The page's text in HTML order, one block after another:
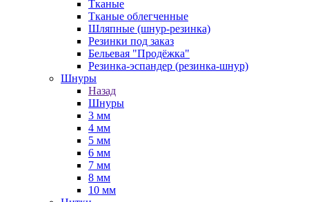
Тканые
Тканые облегченные
Шляпные (шнур-резинка)
Резинки под заказ
Бельевая "Продёжка"
Резинка-эспандер (резинка-шнур)
Шнуры
Назад
Шнуры
3 мм
4 мм
5 мм
6 мм
7 мм
8 мм
10 мм